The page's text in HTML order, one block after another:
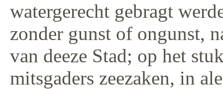
watergerecht gebragt
zonder gunst of ongunst,
van deeze Stad; op het
mitsgaders zeezaken, in